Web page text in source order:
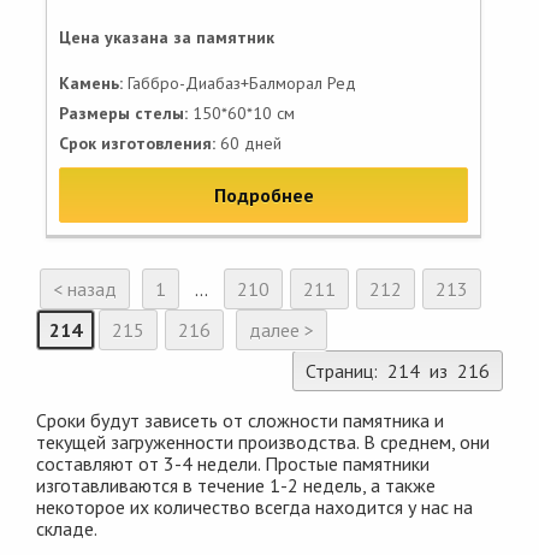
Цена указана за памятник
Камень: Габбро-Диабаз+Балморал Ред
Размеры стелы: 150*60*10 см
Срок изготовления: 60 дней
Подробнее
< назад 1 ... 210 211 212
213
214
215 216
далее >
Страниц: 214 из 216
Сроки будут зависеть от сложности памятника и
текущей загруженности производства. В среднем, они
составляют от 3-4 недели. Простые памятники
изготавливаются в течение 1-2 недель, а также
некоторое их количество всегда находится у нас на
складе.